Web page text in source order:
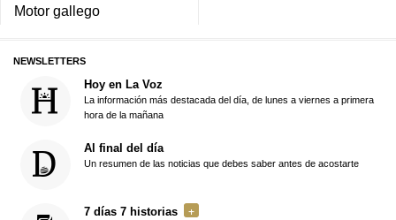
Motor gallego
NEWSLETTERS
Hoy en La Voz
La información más destacada del día, de lunes a viernes a primera
hora de la mañana
Al final del día
Un resumen de las noticias que debes saber antes de acostarte
7 días 7 historias